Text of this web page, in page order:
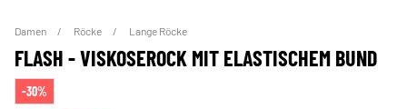
Damen Röcke Lange Röcke
FLASH - VISKOSEROCK MIT ELASTISCHEM BUND
-30%